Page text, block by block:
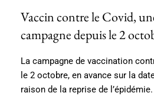
Vaccin contre le Covid,
campagne depuis le 2
La campagne de vaccination
le 2 octobre, en avance sur la
raison de la reprise de